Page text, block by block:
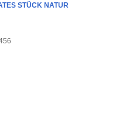
STÜCK NATUR